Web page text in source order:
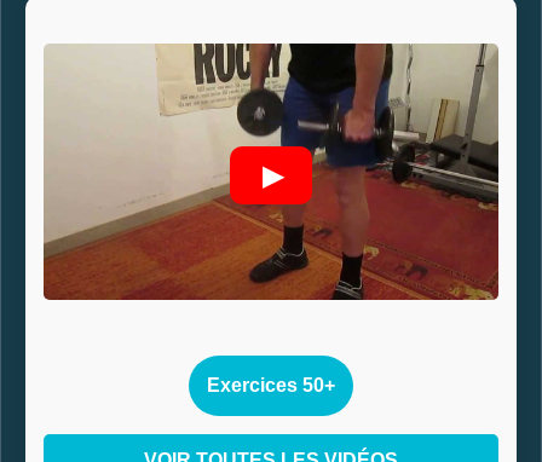
▶
Exercices 50+